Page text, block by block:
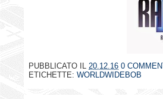
PUBBLICATO IL 20.12.16 0
ETICHETTE: WORLDWIDEBOB